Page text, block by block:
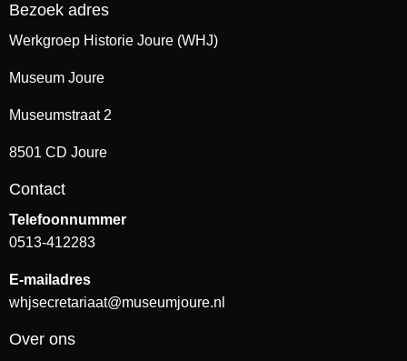
Bezoek adres
Werkgroep Historie Joure (WHJ)
Museum Joure
Museumstraat 2
8501 CD Joure
Contact
Telefoonnummer
0513-412283
E-mailadres
whjsecretariaat@museumjoure.nl
Over ons